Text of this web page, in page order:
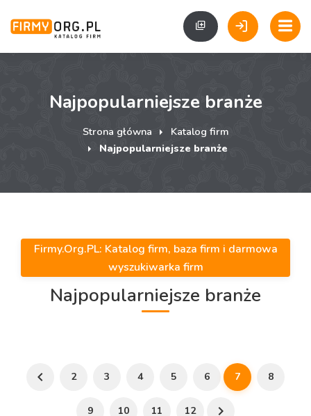
Najpopularniejsze branże
Strona główna
Katalog firm
Najpopularniejsze branże
Firmy.Org.PL: Katalog firm, baza firm i darmowa
wyszukiwarka firm
Najpopularniejsze branże
2 3 4 5 6 7 8
9 10 11 12